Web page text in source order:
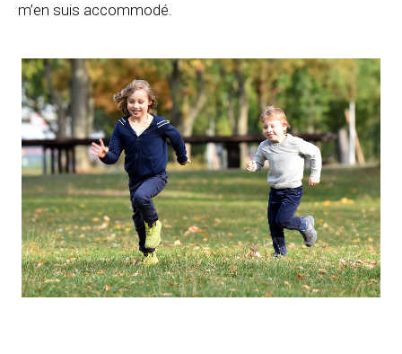
m’en suis accommodé.